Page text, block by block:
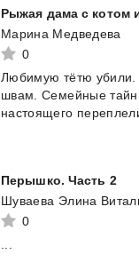
Рыжая дама с котом
Марина Медведева
0
Любимую тëтю убили.
швам.
Семейные
настоящего
Перышко. Часть 2
Шуваева Элина
0